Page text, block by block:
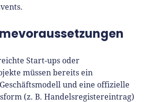
Start-ups oder
müssen bereits ein
und eine offizielle
(z. B. Handelsregistereintrag)